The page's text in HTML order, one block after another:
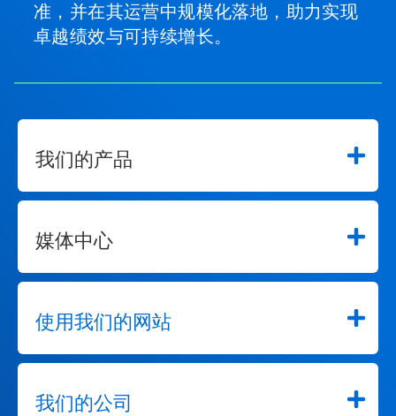
准，并在其运营中规模化落地，助力实现
卓越绩效与可持续增长。
我们的产品
媒体中心
使用我们的网站
我们的公司